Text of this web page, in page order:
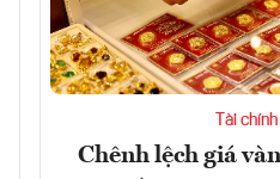
Tài chính
Chênh lệch giá